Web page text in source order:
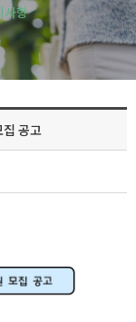
사항
공고